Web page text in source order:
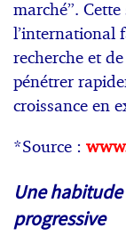
marché”.
l’international
recherche et
pénétrer
croissance en
*Source :
Une
progressive